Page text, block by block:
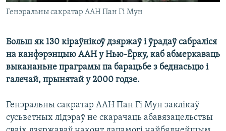
Генэральны сакратар ААН Пан Гі Мун
Больш як 130 кіраўнікоў дзяржаў і ўрадаў сабраліся
на канфэрэнцыю ААН у Нью-Ёрку, каб абмеркаваць
выкананьне праграмы па барацьбе з беднасьцю і
галечай, прынятай у 2000 годзе.
Генэральны сакратар ААН Пан Гі Мун заклікаў
сусьветных лідэраў не скарачаць абавязацельствы